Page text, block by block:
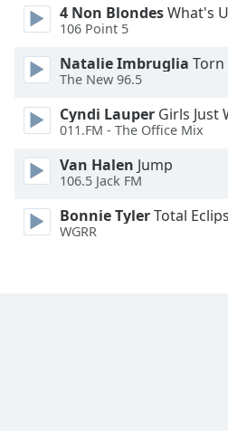
Done
Close
Dialog
dialog
window.
4 Non BlondesWhat's
106 Point 5
Natalie Imbruglia Torn
The New 96.5
Cyndi Lauper Girls Just
011.FM - The Office Mix
Van Halen Jump
106.5 Jack FM
Bonnie TylerTotal
WGRR